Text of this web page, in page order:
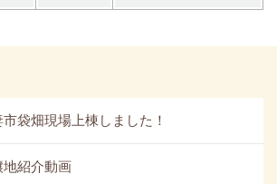
市袋畑現場上棟しました！
地紹介動画